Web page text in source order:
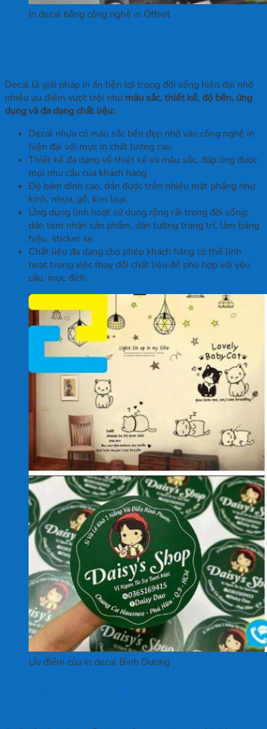
In decal bằng công nghệ in Offset
Decal là giải pháp in ấn tiện lợi trong đời sống hiện đại nhờ
nhiều ưu điểm vượt trội nhưmàu sắc, thiết kế, độ bền, ứng
dụng và đa dạng chất liệu:
Decal nhựa có màu sắc bền đẹp nhờ vào công nghệ in
hiện đại với mực in chất lượng cao.
Thiết kế đa dạng về thiết kế và màu sắc, đáp ứng được
mọi nhu cầu của khách hàng
Độ bám dính cao, dán được trên nhiều mặt phẳng như
kính, nhựa, gỗ, kim loại.
Ứng dụng linh hoạt sử dụng rộng rãi trong đời sống:
dán tem nhãn sản phẩm, dán tường trang trí, làm bảng
hiệu, sticker xe.
Chất liệu đa dạng cho phép khách hàng có thể linh
hoạt trong việc thay đổi chất liệu để phù hợp với yêu
cầu, mục đích.
Ưu điểm của in decal Bình Dương